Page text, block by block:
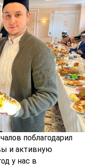
поблагодарил
и активную
у нас в